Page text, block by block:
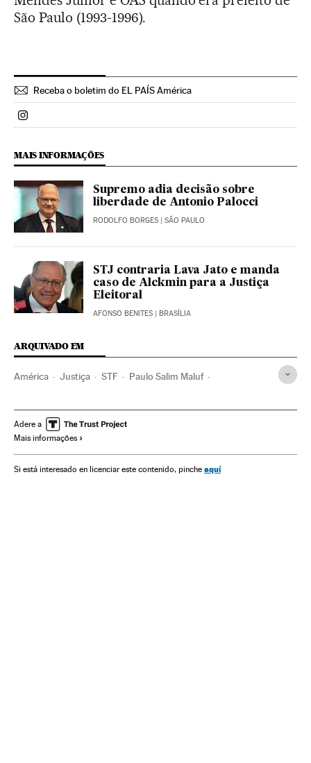
São Paulo (1993-1996).
Receba o boletim do EL PAÍS América
Politica El País Brasil en Instagram
MAIS INFORMAÇÕES
Supremo adia decisão sobre
liberdade de Antonio Palocci
RODOLFO BORGES | SÃO PAULO
STJ contraria Lava Jato e manda
caso de Alckmin para a Justiça
Eleitoral
AFONSO BENITES | BRASÍLIA
ARQUIVADO EM
América Justiça STF Paulo Salim Maluf
Poder judicial América do Sul
Adere a
Mais informações
Si está interesado en licenciar este contenido, pinche aquí